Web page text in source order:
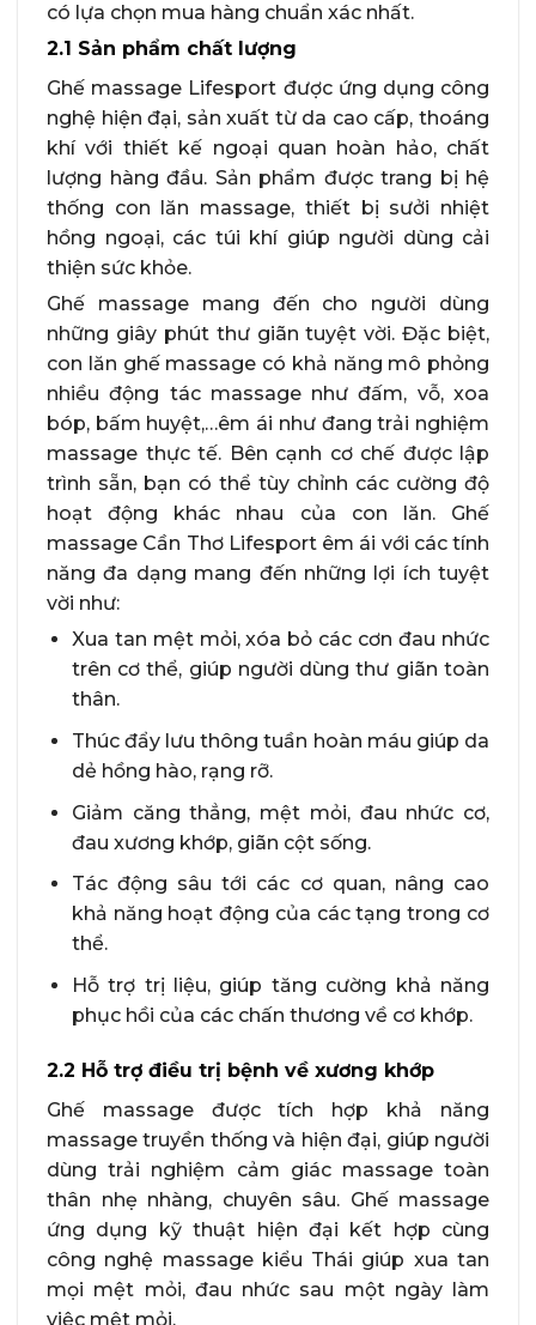
có lựa chọn mua hàng chuẩn xác nhất.
2.1 Sản phẩm chất lượng
Ghế massage Lifesport được ứng dụng công
nghệ hiện đại, sản xuất từ da cao cấp, thoáng
khí với thiết kế ngoại quan hoàn hảo, chất
lượng hàng đầu. Sản phẩm được trang bị hệ
thống con lăn massage, thiết bị sưởi nhiệt
hồng ngoại, các túi khí giúp người dùng cải
thiện sức khỏe.
Ghế massage mang đến cho người dùng
những giây phút thư giãn tuyệt vời. Đặc biệt,
con lăn ghế massage có khả năng mô phỏng
nhiều động tác massage như đấm, vỗ, xoa
bóp, bấm huyệt,…êm ái như đang trải nghiệm
massage thực tế. Bên cạnh cơ chế được lập
trình sẵn, bạn có thể tùy chỉnh các cường độ
hoạt động khác nhau của con lăn. Ghế
massage Cần Thơ Lifesport êm ái với các tính
năng đa dạng mang đến những lợi ích tuyệt
vời như:
Xua tan mệt mỏi, xóa bỏ các cơn đau nhức
trên cơ thể, giúp người dùng thư giãn toàn
thân.
Thúc đẩy lưu thông tuần hoàn máu giúp da
dẻ hồng hào, rạng rỡ.
Giảm căng thẳng, mệt mỏi, đau nhức cơ,
đau xương khớp, giãn cột sống.
Tác động sâu tới các cơ quan, nâng cao
khả năng hoạt động của các tạng trong cơ
thể.
Hỗ trợ trị liệu, giúp tăng cường khả năng
phục hồi của các chấn thương về cơ khớp.
2.2 Hỗ trợ điều trị bệnh về xương khớp
Ghế massage được tích hợp khả năng
massage truyền thống và hiện đại, giúp người
dùng trải nghiệm cảm giác massage toàn
thân nhẹ nhàng, chuyên sâu. Ghế massage
ứng dụng kỹ thuật hiện đại kết hợp cùng
công nghệ massage kiểu Thái giúp xua tan
mọi mệt mỏi, đau nhức sau một ngày làm
việc mệt mỏi.